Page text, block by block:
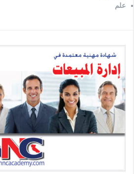
علم